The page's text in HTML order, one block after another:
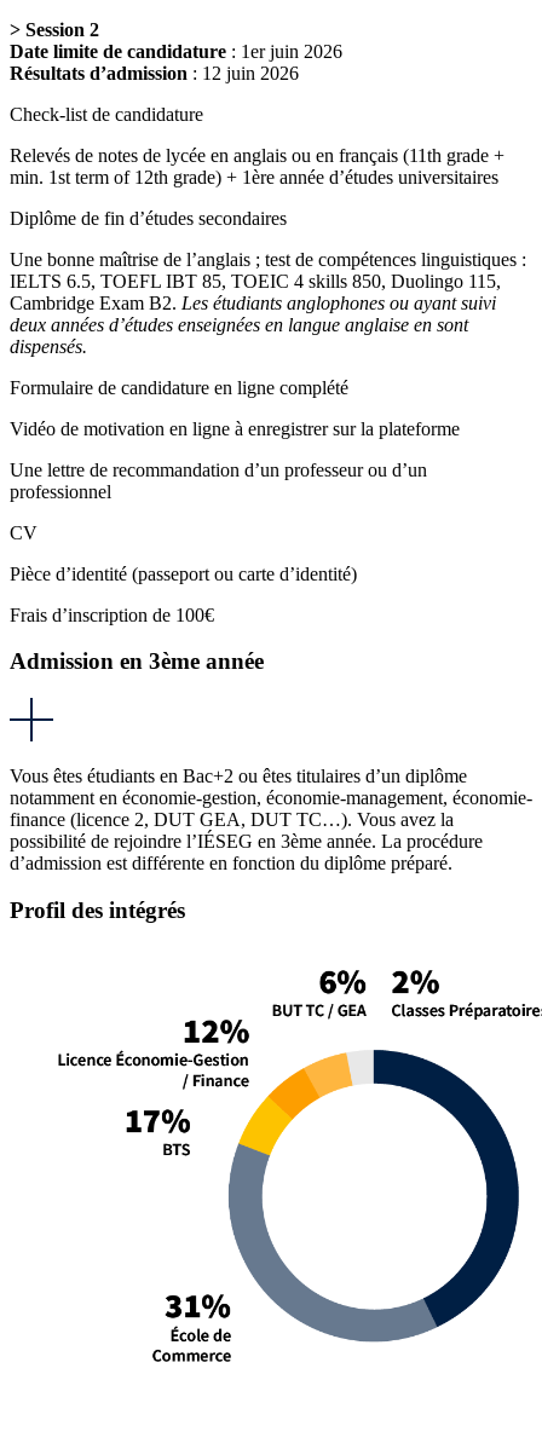
> Session 2
Date limite de candidature : 1er juin 2026
Résultats d’admission : 12 juin 2026
Check-list de candidature
Relevés de notes de lycée en anglais ou en français (11th grade +
min. 1st term of 12th grade) + 1ère année d’études universitaires
Diplôme de fin d’études secondaires
Une bonne maîtrise de l’anglais ; test de compétences linguistiques :
IELTS 6.5, TOEFL IBT 85, TOEIC 4 skills 850, Duolingo 115,
Cambridge Exam B2. Les étudiants anglophones ou ayant suivi
deux années d’études enseignées en langue anglaise en sont
dispensés.
Formulaire de candidature en ligne complété
Vidéo de motivation en ligne à enregistrer sur la plateforme
Une lettre de recommandation d’un professeur ou d’un
professionnel
CV
Pièce d’identité (passeport ou carte d’identité)
Frais d’inscription de 100€
Admission en 3ème année
Vous êtes étudiants en Bac+2 ou êtes titulaires d’un diplôme
notamment en économie-gestion, économie-management, économie-
finance (licence 2, DUT GEA, DUT TC…). Vous avez la
possibilité de rejoindre l’IÉSEG en 3ème année. La procédure
d’admission est différente en fonction du diplôme préparé.
Profil des intégrés